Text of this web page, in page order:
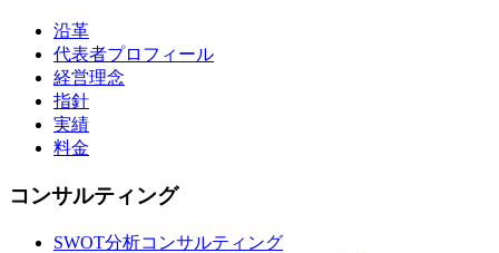
沿革
代表者プロフィール
経営理念
指針
実績
料金
コンサルティング
SWOT分析コンサルティング